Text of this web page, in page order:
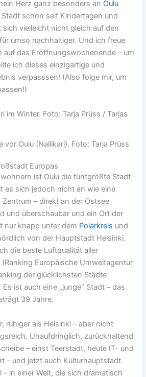
Herz ganz besonders anOulu
schon seit Kindertagen und
sich vielleicht nicht gleich auf den
umso nachhaltiger. Und ich freue
auf das Eröffnungswochenende – um
ich dieses einzigartige und
verpasssen! (Also folge mir, um
vor Oulu (Nallikari). Foto: Tarja Prüss
Europas
ist Oulu die füntgrößte Stadt
es sich jedoch nicht an wie eine
– direkt an der Ostsee
und überschaubar und ein Ort der
nur knapp unter dem Polarkreis und
von der Hauptstadt Helsinki.
die beste Luftqualität aller
Europäische Umweltagentur
der glücklichsten Städte
ist auch eine „junge“ Stadt – das
39 Jahre.
ruhiger als Helsinki – aber nicht
Unaufdringlich, zurückhaltend
– einst Teerstadt, heute IT- und
– und jetzt auch Kulturhauptstadt.
– in einer Welt, die sich dramatisch